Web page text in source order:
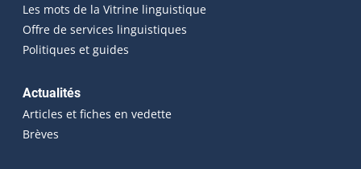
Les mots de la Vitrine linguistique
Offre de services linguistiques
Politiques et guides
Actualités
Articles et fiches en vedette
Brèves